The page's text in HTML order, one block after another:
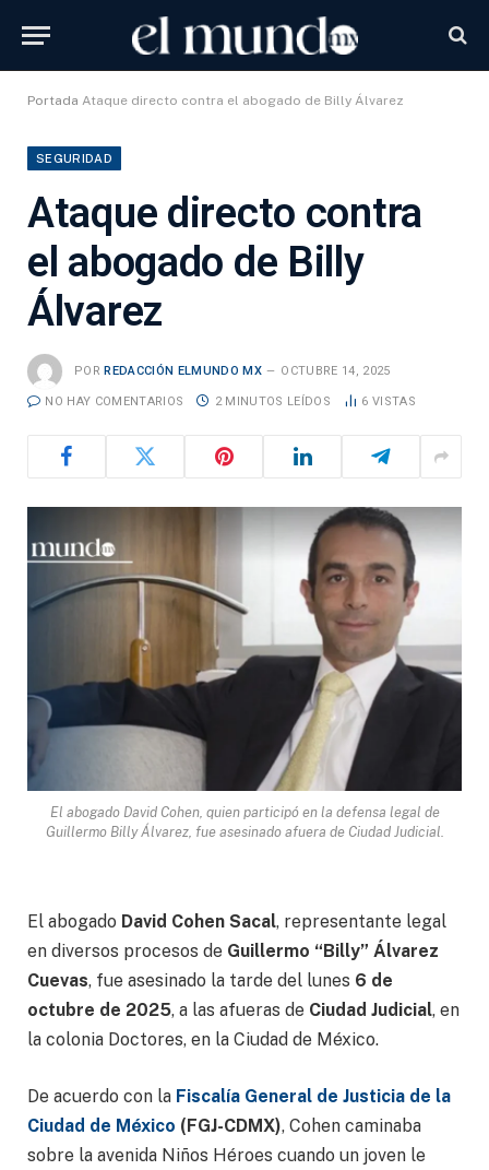
Portada Ataque directo contra el abogado de Billy Álvarez
SEGURIDAD
Ataque directo contra
el abogado de Billy
Álvarez
POR REDACCIÓN ELMUNDO MX OCTUBRE 14, 2025
NO HAY COMENTARIOS 2 MINUTOS LEÍDOS 6 VISTAS
El abogado David Cohen, quien participó en la defensa legal de
Guillermo Billy Álvarez, fue asesinado afuera de Ciudad Judicial.
El abogado David Cohen Sacal, representante legal
en diversos procesos de Guillermo “Billy” Álvarez
Cuevas, fue asesinado la tarde del lunes 6 de
octubre de 2025, a las afueras de Ciudad Judicial, en
la colonia Doctores, en la Ciudad de México.
De acuerdo con la Fiscalía General de Justicia de la
Ciudad de México (FGJ-CDMX), Cohen caminaba
sobre la avenida Niños Héroes cuando un joven le